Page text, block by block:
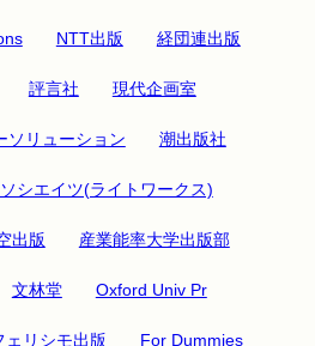
NTT出版 経団連出版
評言社 現代企画室
ソリューション 潮出版社
シエイツ(ライトワークス)
出版 産業能率大学出版部
文林堂 Oxford Univ Pr
ェリシモ出版 For Dummies